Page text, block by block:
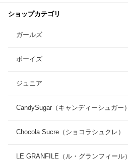
ショップカテゴリ
ガールズ
ボーイズ
ジュニア
CandySugar（キャンディーシュガー）
Chocola Sucre（ショコラシュクレ）
LE GRANFILE（ル・グランフィール）